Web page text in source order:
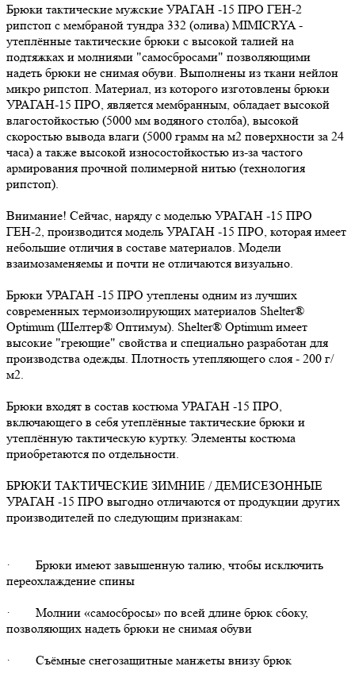
Брюки тактические мужские УРАГАН -15 ПРО ГЕН-2
рипстоп с мембраной тундра 332 (олива) MIMICRYA -
утеплённые тактические брюки с высокой талией на
подтяжках и молниями "самосбросами" позволяющими
надеть брюки не снимая обуви. Выполнены из ткани нейлон
микро рипстоп. Материал, из которого изготовлены брюки
УРАГАН-15 ПРО, является мембранным, обладает высокой
влагостойкостью (5000 мм водяного столба), высокой
скоростью вывода влаги (5000 грамм на м2 поверхности за 24
часа) а также высокой износостойкостью из-за частого
армирования прочной полимерной нитью (технология
рипстоп).
Внимание! Сейчас, наряду с моделью УРАГАН -15 ПРО
ГЕН-2, производится модель УРАГАН -15 ПРО, которая имеет
небольшие отличия в составе материалов. Модели
взаимозаменяемы и почти не отличаются визуально.
Брюки УРАГАН -15 ПРО утеплены одним из лучших
современных термоизолирующих материалов Shelter®
Оptimum (Шелтер® Оптимум). Shelter® Оptimum имеет
высокие "греющие" свойства и специально разработан для
производства одежды. Плотность утепляющего слоя - 200 г/
м2.
Брюки входят в состав костюма УРАГАН -15 ПРО,
включающего в себя утеплённые тактические брюки и
утеплённую тактическую куртку. Элементы костюма
приобретаются по отдельности.
БРЮКИ ТАКТИЧЕСКИЕ ЗИМНИЕ / ДЕМИСЕЗОННЫЕ
УРАГАН -15 ПРО выгодно отличаются от продукции других
производителей по следующим признакам:
· Брюки имеют завышенную талию, чтобы исключить
переохлаждение спины
· Молнии «самосбросы» по всей длине брюк сбоку,
позволяющих надеть брюки не снимая обуви
· Съёмные снегозащитные манжеты внизу брюк